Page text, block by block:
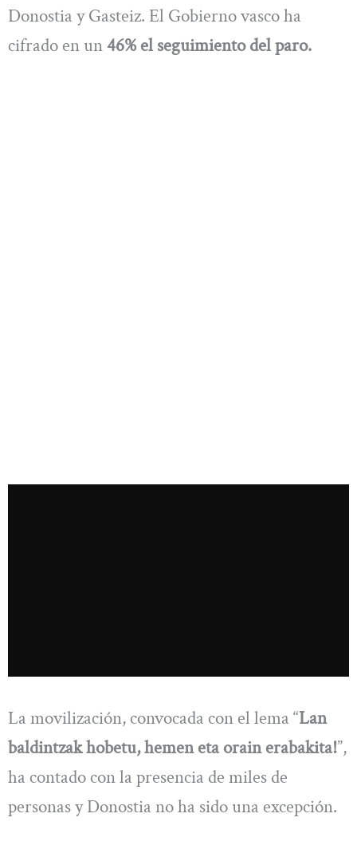
Donostia y Gasteiz. El Gobierno vasco ha
cifrado en un 46% el seguimiento del paro.
La movilización, convocada con el lema “Lan
baldintzak hobetu, hemen eta orain erabakita!”,
ha contado con la presencia de miles de
personas y Donostia no ha sido una excepción.